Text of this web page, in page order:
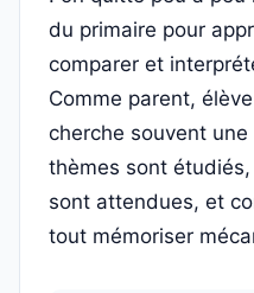
du primaire pour
comparer et
Comme parent,
cherche souvent
thèmes sont
sont attendues, et
tout mémoriser